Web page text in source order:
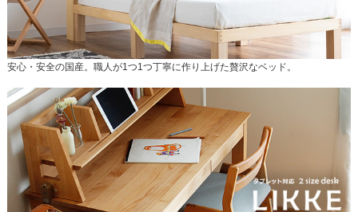
安心・安全の国産。職人が1つ1つ丁寧に作り上げた贅沢なベッド。